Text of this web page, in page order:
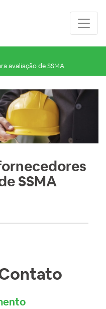
avaliação de SSMA
SSMA